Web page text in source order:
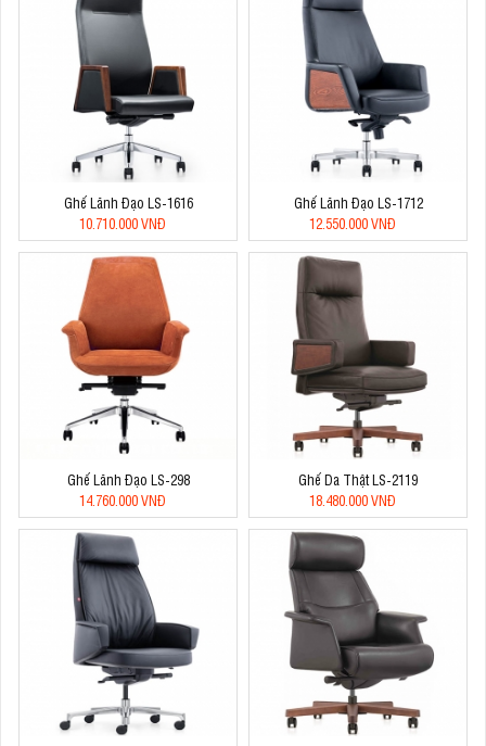
Ghế Lãnh Đạo LS-1616
10.710.000 VNĐ
Ghế Lãnh Đạo LS-1712
12.550.000 VNĐ
Ghế Lãnh Đạo LS-298
14.760.000 VNĐ
Ghế Da Thật LS-2119
18.480.000 VNĐ